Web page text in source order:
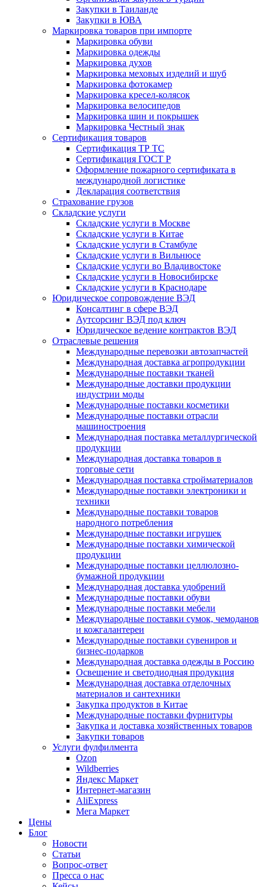
Закупки в Таиланде
Закупки в ЮВА
Маркировка товаров при импорте
Маркировка обуви
Маркировка одежды
Маркировка духов
Маркировка меховых изделий и шуб
Маркировка фотокамер
Маркировка кресел-колясок
Маркировка велосипедов
Маркировка шин и покрышек
Маркировка Честный знак
Сертификация товаров
Сертификация ТР ТС
Сертификация ГОСТ Р
Оформление пожарного сертификата в
международной логистике
Декларация соответствия
Страхование грузов
Складские услуги
Складские услуги в Москве
Складские услуги в Китае
Складские услуги в Стамбуле
Складские услуги в Вильнюсе
Складские услуги во Владивостоке
Складские услуги в Новосибирске
Складские услуги в Краснодаре
Юридическое сопровождение ВЭД
Консалтинг в сфере ВЭД
Аутсорсинг ВЭД под ключ
Юридическое ведение контрактов ВЭД
Отраслевые решения
Международные перевозки автозапчастей
Международная доставка агропродукции
Международные поставки тканей
Международные доставки продукции
индустрии моды
Международные поставки косметики
Международные поставки отрасли
машиностроения
Международная поставка металлургической
продукции
Международная доставка товаров в
торговые сети
Международная поставка стройматериалов
Международные поставки электроники и
техники
Международные поставки товаров
народного потребления
Международные поставки игрушек
Международные поставки химической
продукции
Международные поставки целлюлозно-
бумажной продукции
Международная доставка удобрений
Международные поставки обуви
Международные поставки мебели
Международные поставки сумок, чемоданов
и кожгалантереи
Международные поставки сувениров и
бизнес-подарков
Международная доставка одежды в Россию
Освещение и светодиодная продукция
Международная доставка отделочных
материалов и сантехники
Закупка продуктов в Китае
Международные поставки фурнитуры
Закупка и доставка хозяйственных товаров
Закупки товаров
Услуги фулфилмента
Ozon
Wildberries
Яндекс Маркет
Интернет-магазин
AliExpress
Мега Маркет
Цены
Блог
Новости
Статьи
Вопрос-ответ
Пресса о нас